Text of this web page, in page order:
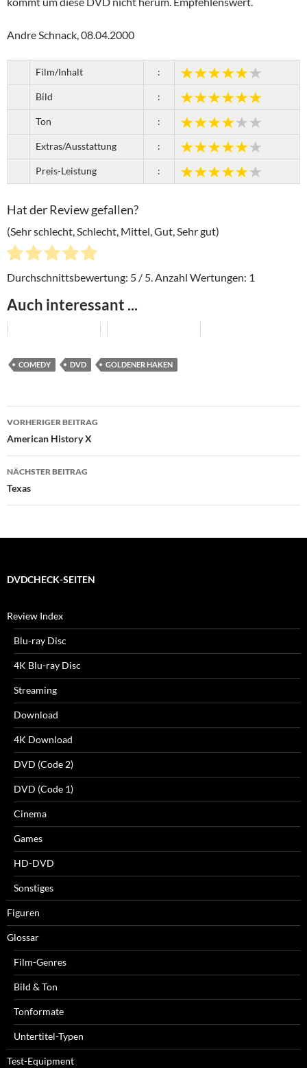
Andre Schnack, 08.04.2000
Film/Inhalt :
Bild :
Ton :
Extras/Ausstattung :
Preis-Leistung :
Hat der Review gefallen?
(Sehr schlecht, Schlecht, Mittel, Gut, Sehr gut)
Durchschnittsbewertung: 5 / 5. Anzahl Wertungen: 1
Auch interessant ...
COMEDY DVD GOLDENER HAKEN
Beitragsnavigation
VORHERIGER BEITRAG
American History X
NÄCHSTER BEITRAG
Texas
DVDCHECK-SEITEN
Review Index
Blu-ray Disc
4K Blu-ray Disc
Streaming
Download
4K Download
DVD (Code 2)
DVD (Code 1)
Cinema
Games
HD-DVD
Sonstiges
Figuren
Glossar
Film-Genres
Bild & Ton
Tonformate
Untertitel-Typen
Test-Equipment